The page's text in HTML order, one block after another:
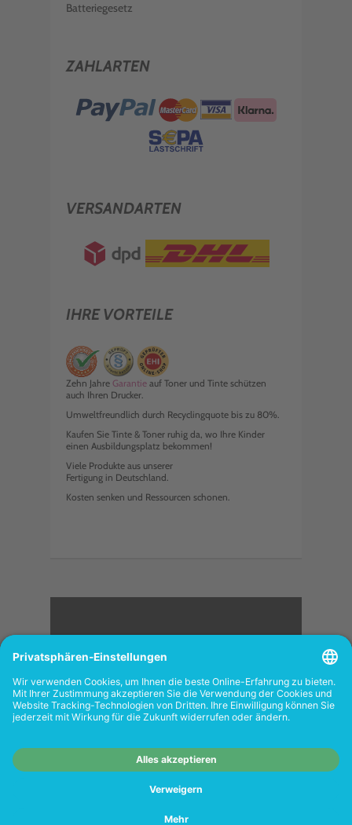
Batteriegesetz
ZAHLARTEN
VERSANDARTEN
IHRE VORTEILE
Zehn Jahre Garantie auf Toner und Tinte schützen
auch Ihren Drucker.
Umweltfreundlich durch Recyclingquote bis zu 80%.
Kaufen Sie Tinte & Toner ruhig da, wo Ihre Kinder
einen Ausbildungsplatz bekommen!
Viele Produkte aus unserer
Fertigung in Deutschland.
Kosten senken und Ressourcen schonen.
<
FOLGEN SIE UNS
Shops richtet sich nicht an Wiederverkäufer.